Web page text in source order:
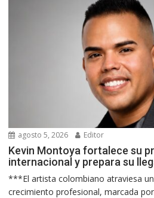
agosto 5, 2026 Editor
Kevin Montoya fortalece su
internacional y prepara su
***El artista colombiano atraviesa
crecimiento profesional, marcada